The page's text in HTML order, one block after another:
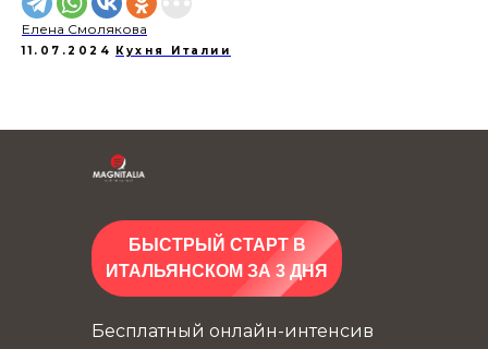
Елена Смолякова
11.07.2024 Кухня Италии
БЫСТРЫЙ СТАРТ В
ИТАЛЬЯНСКОМ ЗА 3 ДНЯ
Бесплатный онлайн-интенсив